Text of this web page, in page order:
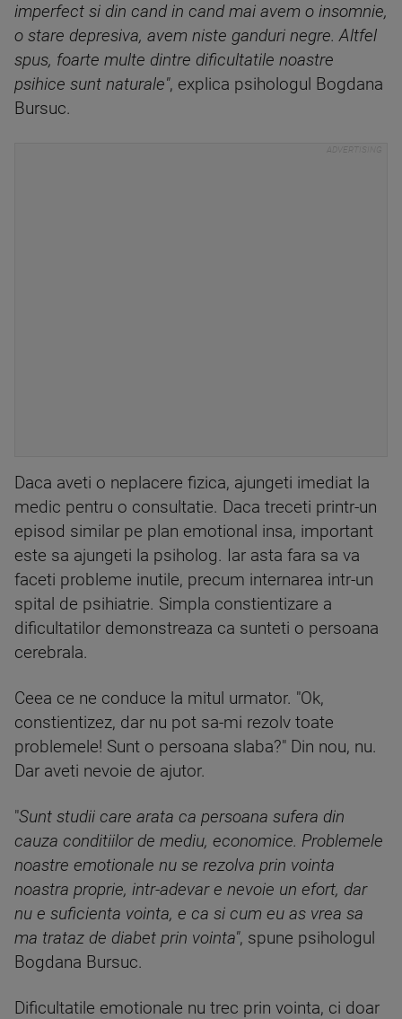
imperfect si din cand in cand mai avem o insomnie,
o stare depresiva, avem niste ganduri negre. Altfel
spus, foarte multe dintre dificultatile noastre
psihice sunt naturale", explica psihologul Bogdana
Bursuc.
Daca aveti o neplacere fizica, ajungeti imediat la
medic pentru o consultatie. Daca treceti printr-un
episod similar pe plan emotional insa, important
este sa ajungeti la psiholog. Iar asta fara sa va
faceti probleme inutile, precum internarea intr-un
spital de psihiatrie. Simpla constientizare a
dificultatilor demonstreaza ca sunteti o persoana
cerebrala.
Ceea ce ne conduce la mitul urmator. "Ok,
constientizez, dar nu pot sa-mi rezolv toate
problemele! Sunt o persoana slaba?" Din nou, nu.
Dar aveti nevoie de ajutor.
"Sunt studii care arata ca persoana sufera din
cauza conditiilor de mediu, economice. Problemele
noastre emotionale nu se rezolva prin vointa
noastra proprie, intr-adevar e nevoie un efort, dar
nu e suficienta vointa, e ca si cum eu as vrea sa
ma trataz de diabet prin vointa", spune psihologul
Bogdana Bursuc.
Dificultatile emotionale nu trec prin vointa, ci doar